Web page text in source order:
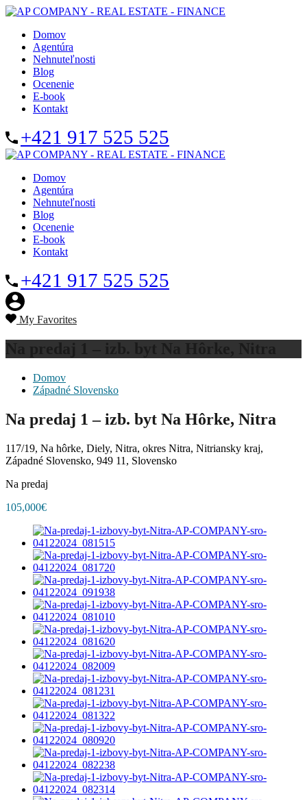
Domov
Agentúra
Nehnuteľnosti
Blog
Ocenenie
E-book
Kontakt
+421 917 525 525
Domov
Agentúra
Nehnuteľnosti
Blog
Ocenenie
E-book
Kontakt
+421 917 525 525
My Favorites
Domov
Západné Slovensko
Na predaj 1 – izb. byt Na Hôrke, Nitra
117/19, Na hôrke, Diely, Nitra, okres Nitra, Nitriansky kraj,
Západné Slovensko, 949 11, Slovensko
Na predaj
105,000€